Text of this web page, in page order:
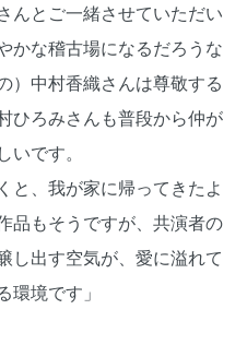
んとご一緒させていただい
かな稽古場になるだろうな
）中村香織さんは尊敬する
ひろみさんも普段から仲が
です。
、我が家に帰ってきたよ
品もそうですが、共演者の
し出す空気が、愛に溢れて
環境です」